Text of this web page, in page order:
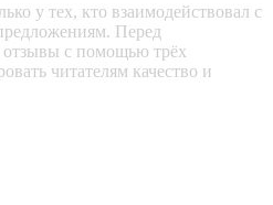
у тех, кто взаимодействовал с
Перед
с помощью трёх
читателям качество и